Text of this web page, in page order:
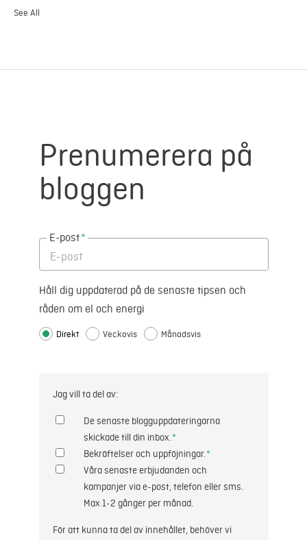
See All
Prenumerera på
bloggen
E-post*
Håll dig uppdaterad på de senaste tipsen och
råden om el och energi
Direkt Veckovis Månadsvis
Jag vill ta del av:
De senaste blogguppdateringarna
skickade till din inbox.*
Bekräftelser och uppföjningar.*
Våra senaste erbjudanden och
kampanjer via e-post, telefon eller sms.
Max 1-2 gånger per månad.
För att kunna ta del av innehållet, behöver vi